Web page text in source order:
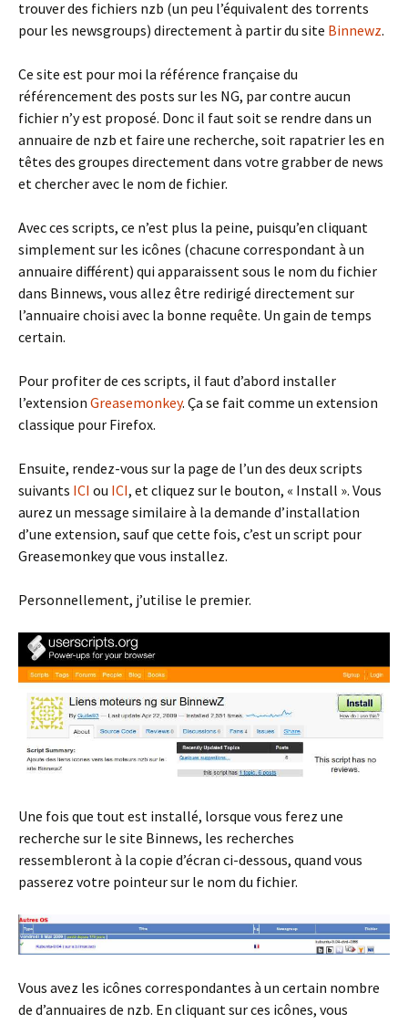
trouver des fichiers nzb (un peu l’équivalent des torrents
pour les newsgroups) directement à partir du site Binnewz.
Ce site est pour moi la référence française du
référencement des posts sur les NG, par contre aucun
fichier n’y est proposé. Donc il faut soit se rendre dans un
annuaire de nzb et faire une recherche, soit rapatrier les en
têtes des groupes directement dans votre grabber de news
et chercher avec le nom de fichier.
Avec ces scripts, ce n’est plus la peine, puisqu’en cliquant
simplement sur les icônes (chacune correspondant à un
annuaire différent) qui apparaissent sous le nom du fichier
dans Binnews, vous allez être redirigé directement sur
l’annuaire choisi avec la bonne requête. Un gain de temps
certain.
Pour profiter de ces scripts, il faut d’abord installer
l’extension Greasemonkey. Ça se fait comme un extension
classique pour Firefox.
Ensuite, rendez-vous sur la page de l’un des deux scripts
suivants ICI ou ICI, et cliquez sur le bouton, « Install ». Vous
aurez un message similaire à la demande d’installation
d’une extension, sauf que cette fois, c’est un script pour
Greasemonkey que vous installez.
Personnellement, j’utilise le premier.
Une fois que tout est installé, lorsque vous ferez une
recherche sur le site Binnews, les recherches
ressembleront à la copie d’écran ci-dessous, quand vous
passerez votre pointeur sur le nom du fichier.
Vous avez les icônes correspondantes à un certain nombre
de d’annuaires de nzb. En cliquant sur ces icônes, vous